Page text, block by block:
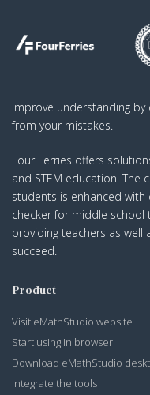
Improve understanding
from your mistakes.
Four Ferries offers
and STEM education.
students is enhanced
checker for middle school
providing teachers as
succeed.
Product
Visit eMathStudio website
Start using in browser
Download eMathStudio
Integrate the tools